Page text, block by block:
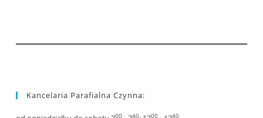
Kancelaria Parafialna Czynna:
00 40 00 40